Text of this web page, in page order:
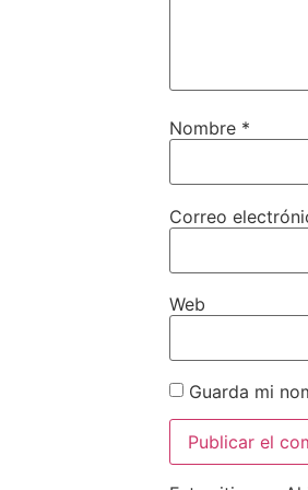
Nombre *
Correo
Web
Guarda mi